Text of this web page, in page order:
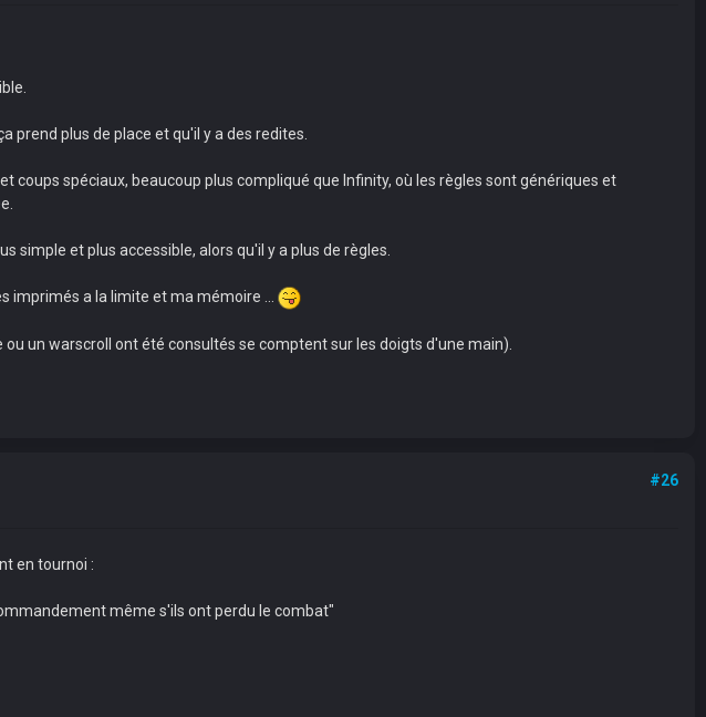
prend plus de place et qu'il y a des redites.
spéciaux, beaucoup plus compliqué que Infinity, où les règles sont génériques et
simple et plus accessible, alors qu'il y a plus de règles.
imprimés a la limite et ma mémoire ...
un warscroll ont été consultés se comptent sur les doigts d'une main).
#26
en tournoi :
même s'ils ont perdu le combat"